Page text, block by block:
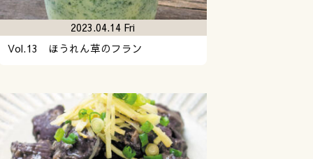
Vol.13 ほうれん草のフラン
2023.04.14 Fri